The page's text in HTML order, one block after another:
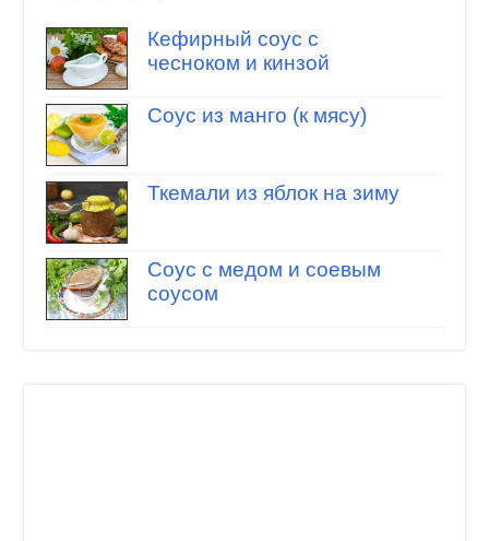
Кефирный соус с
чесноком и кинзой
Соус из манго (к мясу)
Ткемали из яблок на зиму
Соус с медом и соевым
соусом